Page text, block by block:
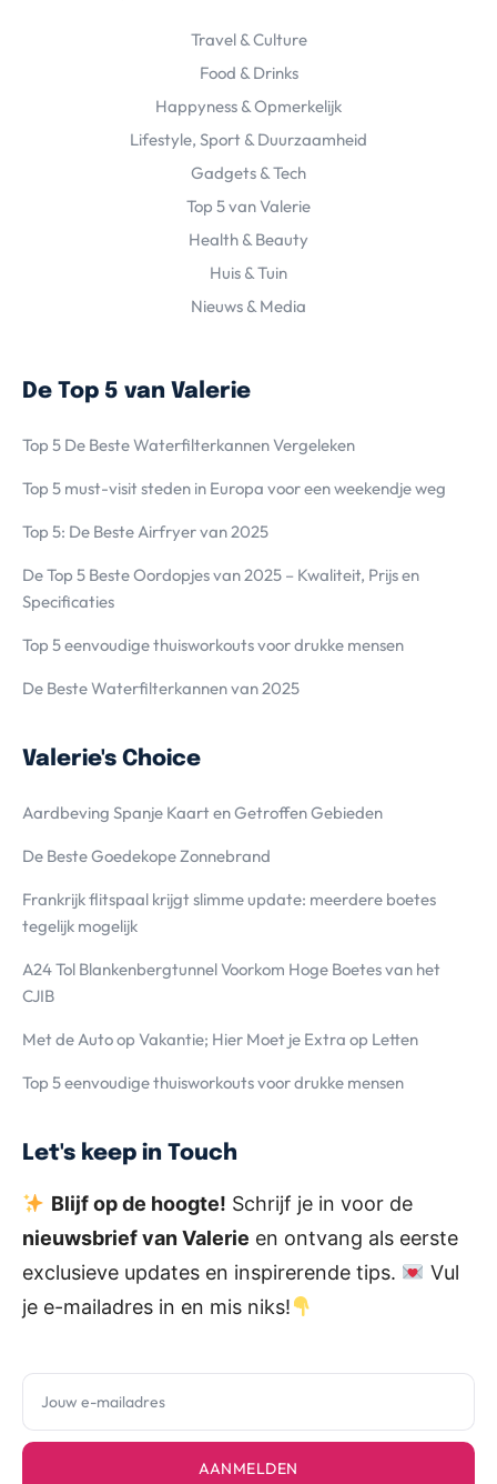
Travel & Culture
Food & Drinks
Happyness & Opmerkelijk
Lifestyle, Sport & Duurzaamheid
Gadgets & Tech
Top 5 van Valerie
Health & Beauty
Huis & Tuin
Nieuws & Media
De Top 5 van Valerie
Top 5 De Beste Waterfilterkannen Vergeleken
Top 5 must-visit steden in Europa voor een weekendje weg
Top 5: De Beste Airfryer van 2025
De Top 5 Beste Oordopjes van 2025 – Kwaliteit, Prijs en
Specificaties
Top 5 eenvoudige thuisworkouts voor drukke mensen
De Beste Waterfilterkannen van 2025
Valerie's Choice
Aardbeving Spanje Kaart en Getroffen Gebieden
De Beste Goedekope Zonnebrand
Frankrijk flitspaal krijgt slimme update: meerdere boetes
tegelijk mogelijk
A24 Tol Blankenbergtunnel Voorkom Hoge Boetes van het
CJIB
Met de Auto op Vakantie; Hier Moet je Extra op Letten
Top 5 eenvoudige thuisworkouts voor drukke mensen
Let's keep in Touch
Blijf op de hoogte! Schrijf je in voor de
nieuwsbrief van Valerie en ontvang als eerste
exclusieve updates en inspirerende tips.
Vul
je e-mailadres in en mis niks!
AANMELDEN